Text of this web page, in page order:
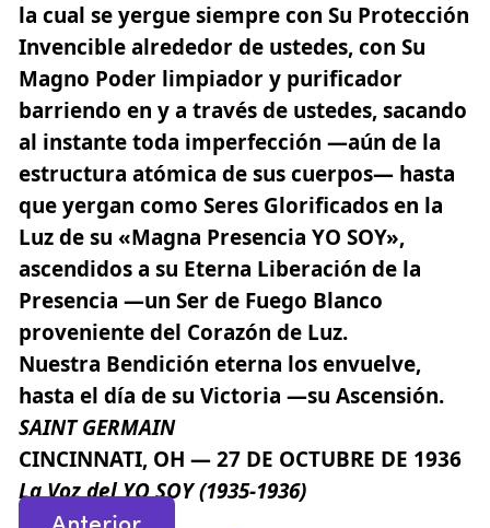
la cual se yergue siempre con Su Protección
Invencible alrededor de ustedes, con Su
Magno Poder limpiador y purificador
barriendo en y a través de ustedes, sacando
al instante toda imperfección —aún de la
estructura atómica de sus cuerpos— hasta
que yergan como Seres Glorificados en la
Luz de su «Magna Presencia YO SOY»,
ascendidos a su Eterna Liberación de la
Presencia —un Ser de Fuego Blanco
proveniente del Corazón de Luz.
Nuestra Bendición eterna los envuelve,
hasta el día de su Victoria —su Ascensión.
SAINT GERMAIN
CINCINNATI, OH — 27 DE OCTUBRE DE 1936
La Voz del YO SOY (1935-1936)